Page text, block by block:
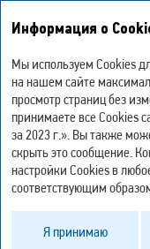
и
работников
на оздоровление и
Информация о
Мы используем Cookies
на нашем сайте
просмотр страниц без
принимаете все Cookies
за 2023 г.». Вы также
скрыть это сообщение.
настройки Cookies в
соответствующим
Я принимаю